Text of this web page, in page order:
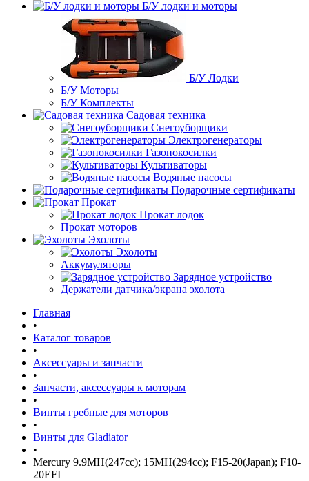
Б/У лодки и моторы
Б/У Лодки
Б/У Моторы
Б/У Комплекты
Садовая техника
Снегоуборщики
Электрогенераторы
Газонокосилки
Культиваторы
Водяные насосы
Подарочные сертификаты
Прокат
Прокат лодок
Прокат моторов
Эхолоты
Эхолоты
Аккумуляторы
Зарядное устройство
Держатели датчика/экрана эхолота
Главная
•
Каталог товаров
•
Аксессуары и запчасти
•
Запчасти, аксессуары к моторам
•
Винты гребные для моторов
•
Винты для Gladiator
•
Mercury 9.9MH(247cc); 15MH(294cc); F15-20(Japan); F10-
20EFI